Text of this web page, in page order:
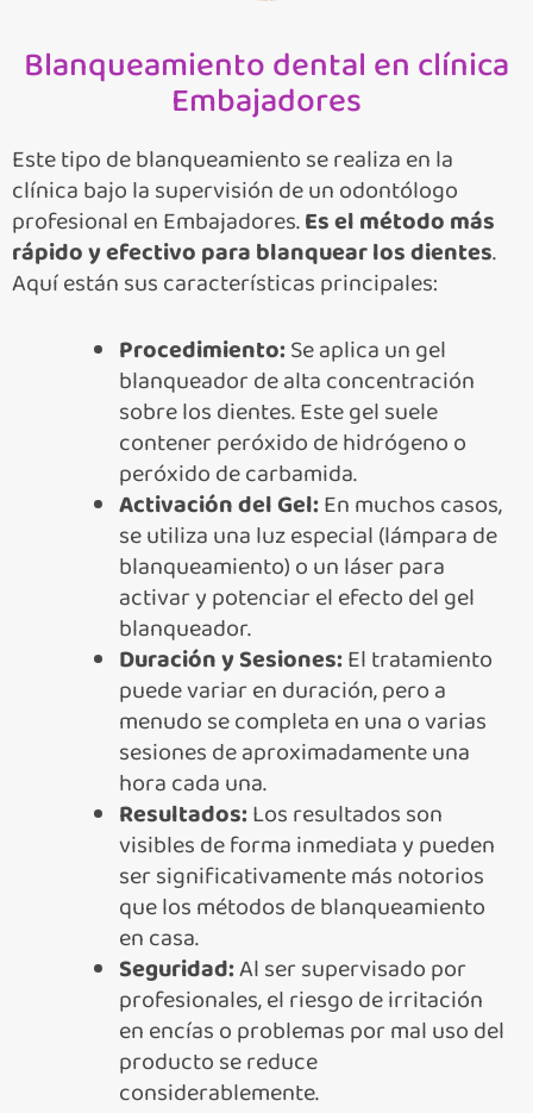
Blanqueamiento dental en clínica
Embajadores
Este tipo de blanqueamiento se realiza en la
clínica bajo la supervisión de un odontólogo
profesional en Embajadores.Es el método más
rápido y efectivo para blanquear los dientes.
Aquí están sus características principales:
Procedimiento:Se aplica un gel
blanqueador de alta concentración
sobre los dientes. Este gel suele
contener peróxido de hidrógeno o
peróxido de carbamida.
Activación del Gel:En muchos casos,
se utiliza una luz especial (lámpara de
blanqueamiento) o un láser para
activar y potenciar el efecto del gel
blanqueador.
Duración y Sesiones:El tratamiento
puede variar en duración, pero a
menudo se completa en una o varias
sesiones de aproximadamente una
hora cada una.
Resultados:Los resultados son
visibles de forma inmediata y pueden
ser significativamente más notorios
que los métodos de blanqueamiento
en casa.
Seguridad:Al ser supervisado por
profesionales, el riesgo de irritación
en encías o problemas por mal uso del
producto se reduce
considerablemente.